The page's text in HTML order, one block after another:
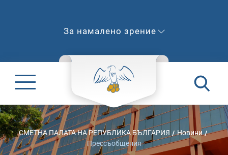
За намалено зрение
СМЕТНА ПАЛАТА НА РЕПУБЛИКА БЪЛГАРИЯ
Новини
Прессъобщения